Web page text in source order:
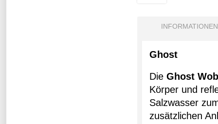
INFORMATIONEN
Ghost
Die Ghost
Körper und
Salzwasser
zusätzlichen